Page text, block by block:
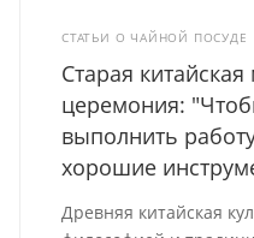
СТАТЬИ О ЧАЙНОЙ ПОСУДЕ
Старая
церемония:
выполнить
хорошие
Древняя китайская